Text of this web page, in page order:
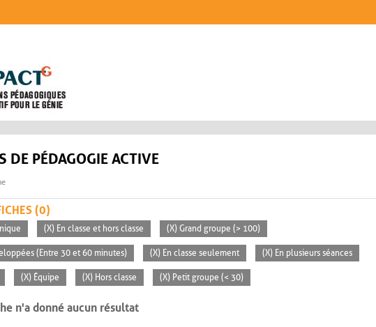
DE PÉDAGOGIE ACTIVE
(0)
(X) En classe et hors classe (X) Grand groupe (> 100)
(Entre 30 et 60 minutes) (X) En classe seulement (X) En plusieurs séances
(X) Équipe (X) Hors classe (X) Petit groupe (< 30)
n'a donné aucun résultat